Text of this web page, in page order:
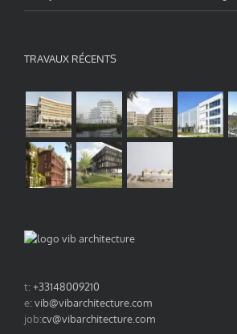
TRAVAUX RÉCENTS
t: +33148009210
e: vib@vibarchitecture.com
job:cv@vibarchitecture.com